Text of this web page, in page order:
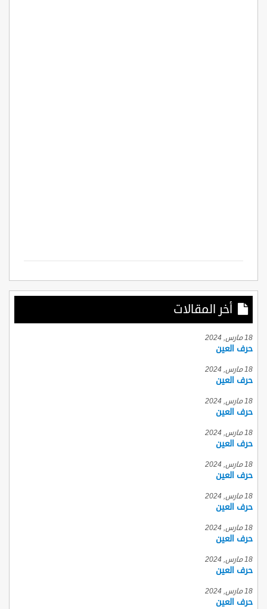
أخر المقالات
18 مارس, 2024
حرف العين
18 مارس, 2024
حرف العين
18 مارس, 2024
حرف العين
18 مارس, 2024
حرف العين
18 مارس, 2024
حرف العين
18 مارس, 2024
حرف العين
18 مارس, 2024
حرف العين
18 مارس, 2024
حرف العين
18 مارس, 2024
حرف العين